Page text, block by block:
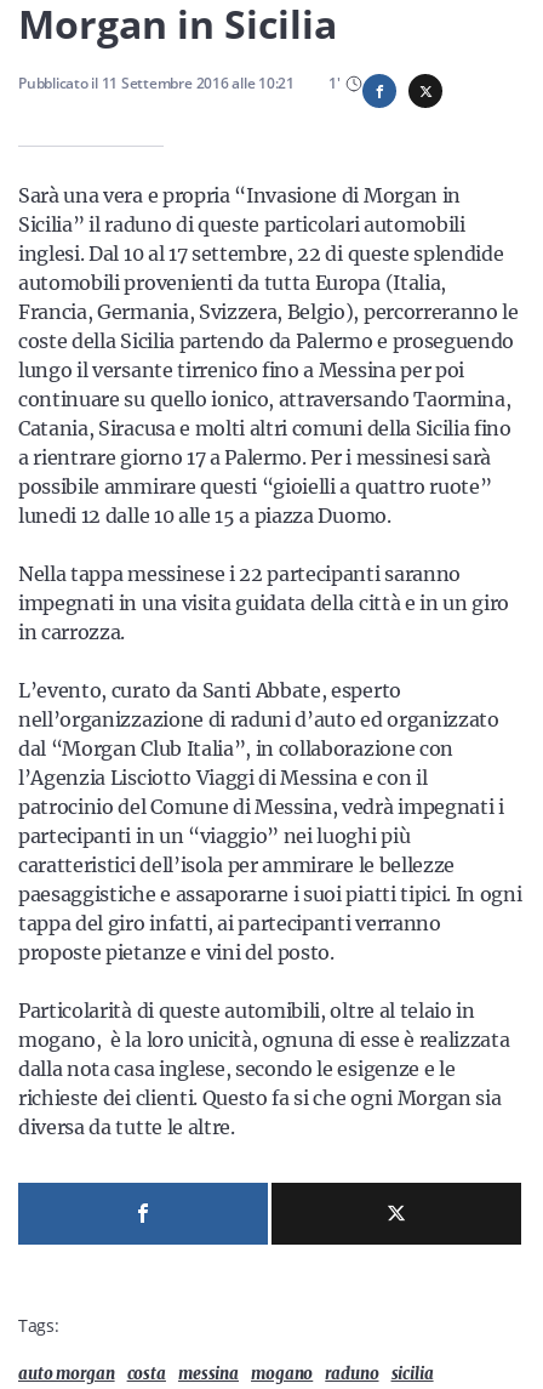
Servizi
Resta sempre aggiornato con le ultime news, iscriviti alla
nostra newsletter
Iscriviti
Morgan in Sicilia
Pubblicato il 11 Settembre 2016alle10:21 1'
Sarà una vera e propria “Invasione di Morgan in
Sicilia” il raduno di queste particolari automobili
inglesi. Dal 10 al 17 settembre, 22 di queste splendide
automobili provenienti da tutta Europa (Italia,
Francia, Germania, Svizzera, Belgio), percorreranno le
coste della Sicilia partendo da Palermo e proseguendo
lungo il versante tirrenico fino a Messina per poi
continuare su quello ionico, attraversando Taormina,
Catania, Siracusa e molti altri comuni della Sicilia fino
a rientrare giorno 17 a Palermo. Per i messinesi sarà
possibile ammirare questi “gioielli a quattro ruote”
lunedi 12 dalle 10 alle 15 a piazza Duomo.
Nella tappa messinese i 22 partecipanti saranno
impegnati in una visita guidata della città e in un giro
in carrozza.
L’evento, curato da Santi Abbate, esperto
nell’organizzazione di raduni d’auto ed organizzato
dal “Morgan Club Italia”, in collaborazione con
l’Agenzia Lisciotto Viaggi di Messina e con il
patrocinio del Comune di Messina, vedrà impegnati i
partecipanti in un “viaggio” nei luoghi più
caratteristici dell’isola per ammirare le bellezze
paesaggistiche e assaporarne i suoi piatti tipici. In ogni
tappa del giro infatti, ai partecipanti verranno
proposte pietanze e vini del posto.
Particolarità di queste automibili, oltre al telaio in
mogano, è la loro unicità, ognuna di esse è realizzata
dalla nota casa inglese, secondo le esigenze e le
richieste dei clienti. Questo fa si che ogni Morgan sia
diversa da tutte le altre.
Tags:
auto morgan costa messina mogano raduno sicilia